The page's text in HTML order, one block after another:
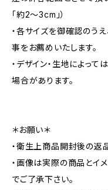
「約2～3cm」）
・各サイズを御確認のう
事をお薦めいたします。
・デザイン・生地によっ
場合があります。
＊お願い＊
・衛生上商品開封後の返
・画像は実際の商品とイ
でご了承下さい。